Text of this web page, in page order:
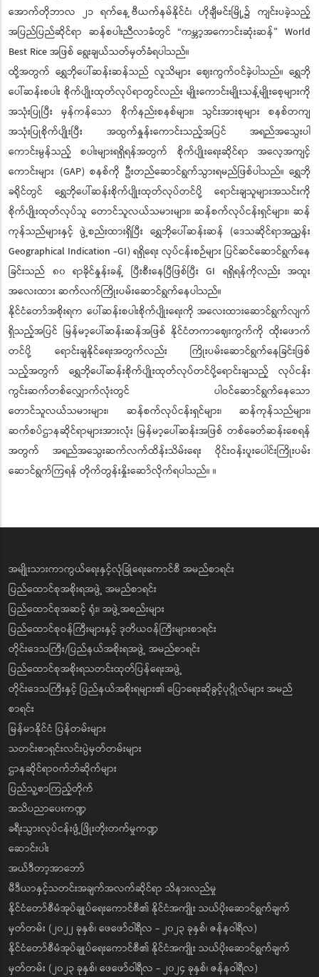
အောက်တိုဘာလ ၂၁ ရက်နေ့ ဗီယက်နမ်နိုင်ငံ၊ ဟိုချီမင်းမြို့၌ ကျင်းပခဲ့သည့်
အပြည်ပြည်ဆိုင်ရာ ဆန်စပါးညီလာခံတွင် “ကမ္ဘာ့အကောင်းဆုံးဆန်” World
Best Rice အဖြစ် ရွေးချယ်သတ်မှတ်ခံရပါသည်။
ထို့အတွက် ရွှေဘိုပေါ်ဆန်းဆန်သည် လူသိများ ဈေးကွက်ဝင်ခဲ့ပါသည်။ ရွှေဘို
ပေါ်ဆန်းစပါး စိုက်ပျိုးထုတ်လုပ်ရာတွင်လည်း မျိုးကောင်းမျိုးသန့်မျိုးစေ့များကို
အသုံးပြုပြီး မှန်ကန်သော စိုက်နည်းစနစ်များ၊ သွင်းအားစုများ စနစ်တကျ
အသုံးပြုစိုက်ပျိုးပြီး အထွက်နှုန်းကောင်းသည့်အပြင် အရည်အသွေးပါ
ကောင်းမွန်သည့် စပါးများရရှိရန်အတွက် စိုက်ပျိုးရေးဆိုင်ရာ အလေ့အကျင့်
ကောင်းများ (GAP) စနစ်ကို ဦးတည်ဆောင်ရွက်သွားရမည်ဖြစ်ပါသည်။ ရွှေဘို
ခရိုင်တွင် ရွှေဘိုပေါ်ဆန်းစိုက်ပျိုးထုတ်လုပ်တင်ပို့ ရောင်းချသူများအသင်းကို
စိုက်ပျိုးထုတ်လုပ်သူ တောင်သူလယ်သမားများ၊ ဆန်စက်လုပ်ငန်းရှင်များ၊ ဆန်
ကုန်သည်များနှင့် ဖွဲ့စည်းထားရှိပြီး ရွှေဘိုပေါ်ဆန်းဆန် (ဒေသဆိုင်ရာအညွှန်း
Geographical Indication -GI) ရရှိရေး လုပ်ငန်းစဉ်များ ပြင်ဆင်ဆောင်ရွက်နေ
ခြင်းသည် ၈၀ ရာခိုင်နှုန်းခန့် ပြီးစီးနေပြီဖြစ်ပြီး GI ရရှိရန်ကိုလည်း အထူး
အလေးထား ဆက်လက်ကြိုးပမ်းဆောင်ရွက်နေပါသည်။
နိုင်ငံတော်အစိုးရက ပေါ်ဆန်းစပါးစိုက်ပျိုးရေးကို အလေးထားဆောင်ရွက်လျက်
ရှိသည့်အပြင် မြန်မာ့ပေါ်ဆန်းဆန်အဖြစ် နိုင်ငံတကာဈေးကွက်ကို ထိုးဖောက်
တင်ပို့ ရောင်းချနိုင်ရေးအတွက်လည်း ကြိုးပမ်းဆောင်ရွက်နေခြင်းဖြစ်
သည့်အတွက် ရွှေဘိုပေါ်ဆန်းစိုက်ပျိုးထုတ်လုပ်တင်ပို့ရောင်းချသည့် လုပ်ငန်း
ကွင်းဆက်တစ်လျှောက်လုံးတွင် ပါဝင်ဆောင်ရွက်နေသော
တောင်သူလယ်သမားများ၊ ဆန်စက်လုပ်ငန်းရှင်များ၊ ဆန်ကုန်သည်များ၊
ဆက်စပ်ဌာနဆိုင်ရာများအားလုံး မြန်မာ့ပေါ်ဆန်းအဖြစ် တစ်ခေတ်ဆန်းစေရန်
အတွက် အရည်အသွေးဆက်လက်ထိန်းသိမ်းရေး ဝိုင်းဝန်းပူးပေါင်းကြိုးပမ်း
ဆောင်ရွက်ကြရန် တိုက်တွန်းနှိုးဆော်လိုက်ရပါသည်။ ။
အမျိုးသားကာကွယ်ရေးနှင့်လုံခြုံရေးကောင်စီ အမည်စာရင်း
ပြည်ထောင်စုအစိုးရအဖွဲ့ အမည်စာရင်း
ပြည်ထောင်စုအဆင့် ရုံး၊ အဖွဲ့အစည်းများ
ပြည်ထောင်စုဝန်ကြီးများနှင့် ဒုတိယဝန်ကြီးများစာရင်း
တိုင်းဒေသကြီး/ပြည်နယ်အစိုးရအဖွဲ့ အမည်စာရင်း
ပြည်ထောင်စုအစိုးရသတင်းထုတ်ပြန်ရေးအဖွဲ့
တိုင်းဒေသကြီးနှင့် ပြည်နယ်အစိုးရများ၏ ပြောရေးဆိုခွင့်ပုဂ္ဂိုလ်များ အမည်
စာရင်း
မြန်မာနိုင်ငံ ပြန်တမ်းများ
သတင်းစာရှင်းလင်းပွဲမှတ်တမ်းများ
ဌာနဆိုင်ရာဝက်ဘ်ဆိုက်များ
ပြည်သူ့စာကြည့်တိုက်
အသိပညာပေးကဏ္ဍ
ခရီးသွားလုပ်ငန်းဖွံ့ဖြိုးတိုးတက်မှုကဏ္ဍ
ဆောင်းပါး
အယ်ဒီတာ့အာဘော်
မီဒီယာနှင့်သတင်းအချက်အလက်ဆိုင်ရာ သိနားလည်မှု
နိုင်ငံတော်စီမံအုပ်ချုပ်ရေးကောင်စီ၏ နိုင်ငံအကျိုး သယ်ပိုးဆောင်ရွက်ချက်
မှတ်တမ်း (၂၀၂၂ ခုနှစ်၊ ဖေဖော်ဝါရီလ - ၂၀၂၃ ခုနှစ်၊ ဇန်နဝါရီလ)
နိုင်ငံတော်စီမံအုပ်ချုပ်ရေးကောင်စီ၏ နိုင်ငံအကျိုး သယ်ပိုးဆောင်ရွက်ချက်
မှတ်တမ်း (၂၀၂၃ ခုနှစ်၊ ဖေဖော်ဝါရီလ - ၂၀၂၄ ခုနှစ်၊ ဇန်နဝါရီလ)